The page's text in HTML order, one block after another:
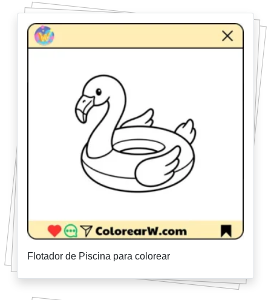
Flotador de Piscina para colorear